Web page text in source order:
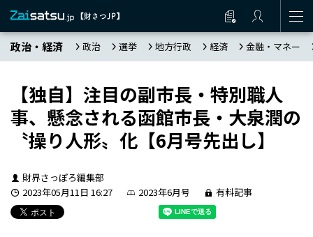
政治・経済 政治 選挙 地方行政 経済 金融・マネー
【独自】注目の副市長・特別職人
事、懸念される函館市長・大泉潤の
〝操り人形〟化【6月号先出し】
財界さっぽろ編集部
2023年05月11日 16:27
2023年6月号 有料記事